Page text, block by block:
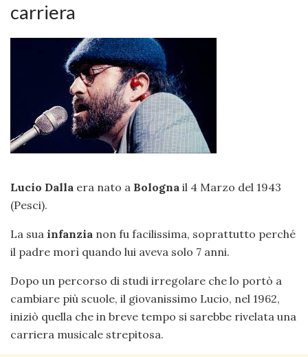
carriera
Lucio Dalla era nato a Bologna il 4 Marzo del 1943
(Pesci).
La sua infanzia non fu facilissima, soprattutto perché
il padre morì quando lui aveva solo 7 anni.
Dopo un percorso di studi irregolare che lo portò a
cambiare più scuole, il giovanissimo Lucio, nel 1962,
iniziò quella che in breve tempo si sarebbe rivelata una
carriera musicale strepitosa.